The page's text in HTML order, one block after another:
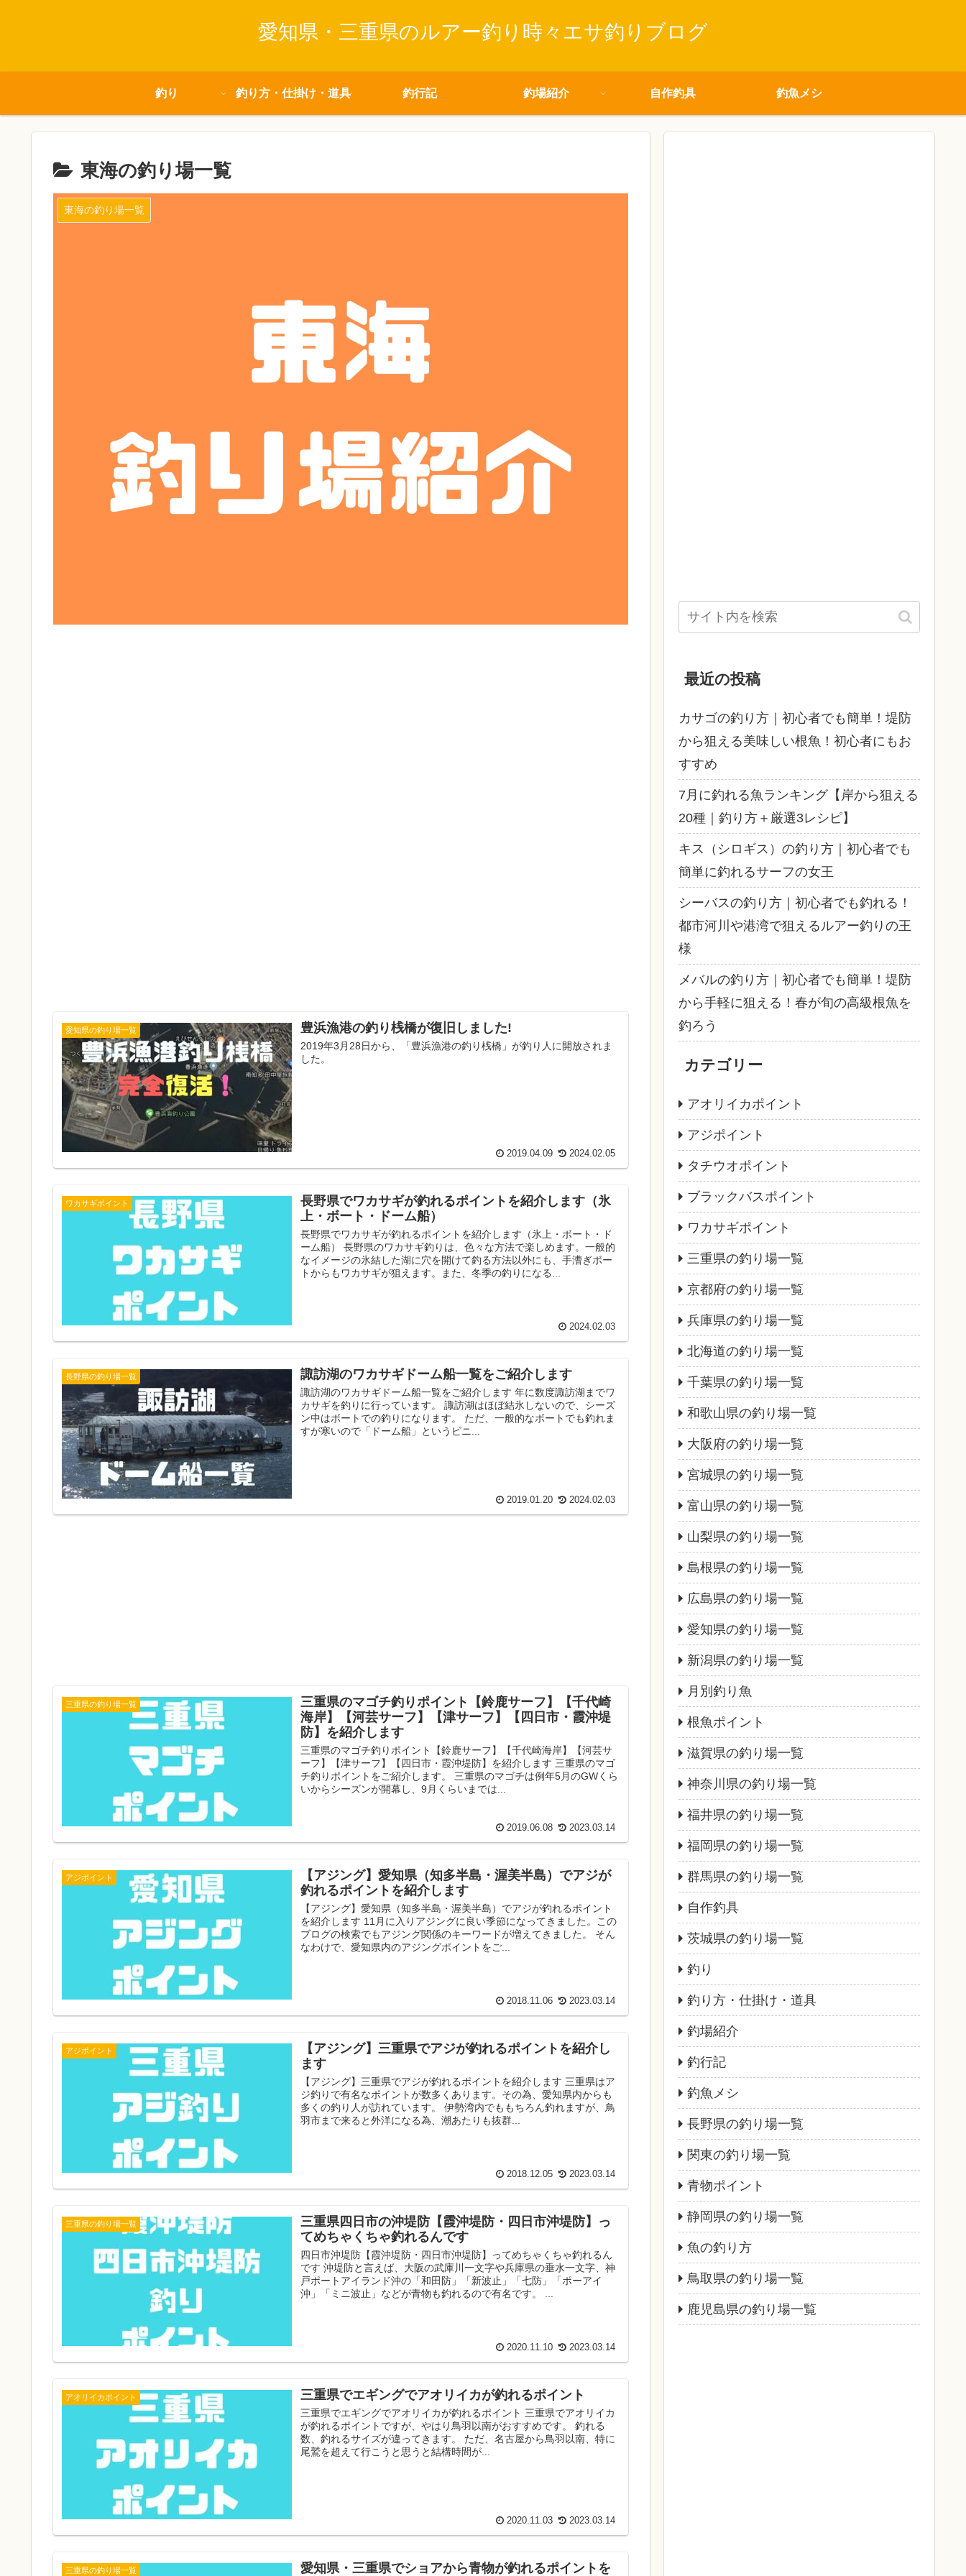
愛知県・三重県のルアー釣り時々エサ釣りブログ
釣り 釣り方・仕掛け・道具 釣行記 釣場紹介 自作釣具 釣魚メシ
東海の釣り場一覧
東海の釣り場一覧
愛知県の釣り場一覧 豊浜漁港の釣り桟橋が復旧しました!
2019年3月28日から、「豊浜漁港の釣り桟橋」が釣り人に開放されま
した。
2019.04.09 2024.02.05
ワカサギポイント
長野県でワカサギが釣れるポイントを紹介します（氷
上・ボート・ドーム船）
長野県でワカサギが釣れるポイントを紹介します（氷上・ボート・ド
ーム船） 長野県のワカサギ釣りは、色々な方法で楽しめます。一般的
なイメージの氷結した湖に穴を開けて釣る方法以外にも、手漕ぎボー
トからもワカサギが狙えます。また、冬季の釣りになる...
2024.02.03
長野県の釣り場一覧 諏訪湖のワカサギドーム船一覧をご紹介します
諏訪湖のワカサギドーム船一覧をご紹介します 年に数度諏訪湖までワ
カサギを釣りに行っています。 諏訪湖はほぼ結氷しないので、シーズ
ン中はボートでの釣りになります。 ただ、一般的なボートでも釣れま
すが寒いので「ドーム船」というビニ...
2019.01.20 2024.02.03
三重県の釣り場一覧
三重県のマゴチ釣りポイント【鈴鹿サーフ】【千代崎
海岸】【河芸サーフ】【津サーフ】【四日市・霞沖堤
防】を紹介します
三重県のマゴチ釣りポイント【鈴鹿サーフ】【千代崎海岸】【河芸サ
ーフ】【津サーフ】【四日市・霞沖堤防】を紹介します 三重県のマゴ
チ釣りポイントをご紹介します。 三重県のマゴチは例年5月のGWくら
いからシーズンが開幕し、9月くらいまでは...
2019.06.08 2023.03.14
アジポイント
【アジング】愛知県（知多半島・渥美半島）でアジが
釣れるポイントを紹介します
【アジング】愛知県（知多半島・渥美半島）でアジが釣れるポイント
を紹介します 11月に入りアジングに良い季節になってきました。この
ブログの検索でもアジング関係のキーワードが増えてきました。 そん
なわけで、愛知県内のアジングポイントをご...
2018.11.06 2023.03.14
アジポイント
【アジング】三重県でアジが釣れるポイントを紹介し
ます
【アジング】三重県でアジが釣れるポイントを紹介します 三重県はア
ジ釣りで有名なポイントが数多くあります。その為、愛知県内からも
多くの釣り人が訪れています。 伊勢湾内でももちろん釣れますが、鳥
羽市まで来ると外洋になる為、潮あたりも抜群...
2018.12.05 2023.03.14
三重県の釣り場一覧
三重県四日市の沖堤防【霞沖堤防・四日市沖堤防】っ
てめちゃくちゃ釣れるんです
四日市沖堤防【霞沖堤防・四日市沖堤防】ってめちゃくちゃ釣れるん
です 沖堤防と言えば、大阪の武庫川一文字や兵庫県の垂水一文字、神
戸ポートアイランド沖の「和田防」「新波止」「七防」「ポーアイ
沖」「ミニ波止」などが青物も釣れるので有名です。 ...
2020.11.10 2023.03.14
アオリイカポイント 三重県でエギングでアオリイカが釣れるポイント
三重県でエギングでアオリイカが釣れるポイント 三重県でアオリイカ
が釣れるポイントですが、やはり鳥羽以南がおすすめです。 釣れる
数、釣れるサイズが違ってきます。 ただ、名古屋から鳥羽以南、特に
尾鷲を超えて行こうと思うと結構時間が...
2020.11.03 2023.03.14
三重県の釣り場一覧
愛知県・三重県でショアから青物が釣れるポイントを
最近の投稿
カサゴの釣り方｜初心者でも簡単！堤防
から狙える美味しい根魚！初心者にもお
すすめ
7月に釣れる魚ランキング【岸から狙える
20種｜釣り方＋厳選3レシピ】
キス（シロギス）の釣り方｜初心者でも
簡単に釣れるサーフの女王
シーバスの釣り方｜初心者でも釣れる！
都市河川や港湾で狙えるルアー釣りの王
様
メバルの釣り方｜初心者でも簡単！堤防
から手軽に狙える！春が旬の高級根魚を
釣ろう
カテゴリー
アオリイカポイント
アジポイント
タチウオポイント
ブラックバスポイント
ワカサギポイント
三重県の釣り場一覧
京都府の釣り場一覧
兵庫県の釣り場一覧
北海道の釣り場一覧
千葉県の釣り場一覧
和歌山県の釣り場一覧
大阪府の釣り場一覧
宮城県の釣り場一覧
富山県の釣り場一覧
山梨県の釣り場一覧
島根県の釣り場一覧
広島県の釣り場一覧
愛知県の釣り場一覧
新潟県の釣り場一覧
月別釣り魚
根魚ポイント
滋賀県の釣り場一覧
神奈川県の釣り場一覧
福井県の釣り場一覧
福岡県の釣り場一覧
群馬県の釣り場一覧
自作釣具
茨城県の釣り場一覧
釣り
釣り方・仕掛け・道具
釣場紹介
釣行記
釣魚メシ
長野県の釣り場一覧
関東の釣り場一覧
青物ポイント
静岡県の釣り場一覧
魚の釣り方
鳥取県の釣り場一覧
鹿児島県の釣り場一覧